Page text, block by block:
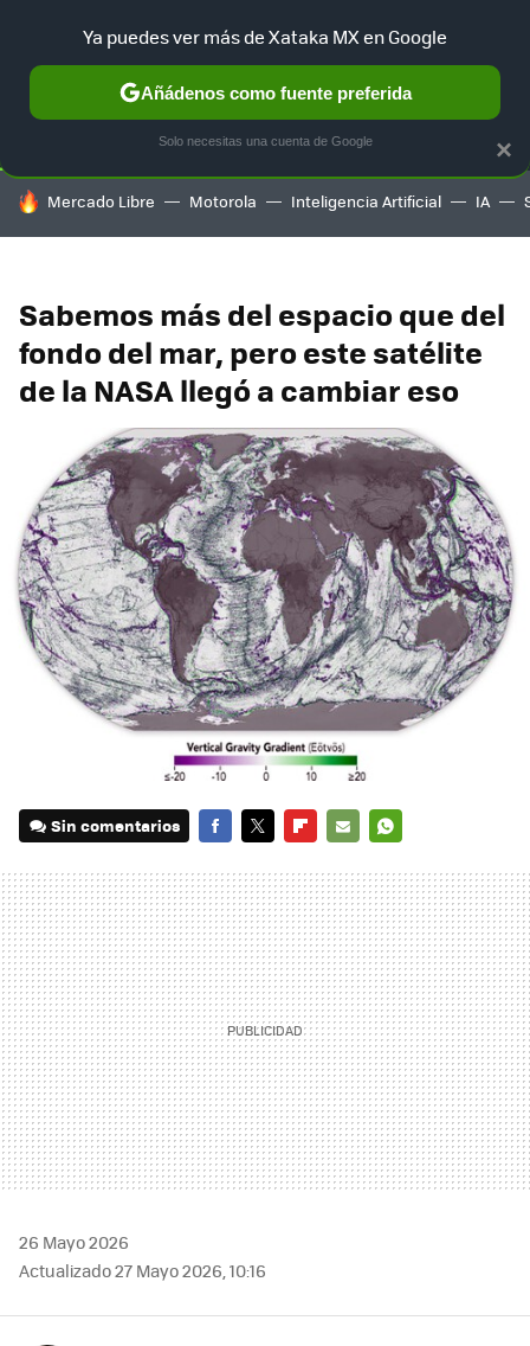
SELECCIÓN GAMING HOME AUTO TERRITORIO
HOY SE HABLA DE
Mercado Libre Motorola Inteligencia Artificial IA
Sabemos más del espacio que del
fondo del mar, pero este satélite
de la NASA llegó a cambiar eso
Sin comentarios
MAIL
26 Mayo 2026
Actualizado 27 Mayo 2026, 10:16
×
Ya puedes ver más de Xataka MX en Google
Añádenos como fuente preferida
Solo necesitas una cuenta de Google